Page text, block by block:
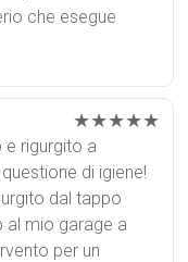
che esegue
★★★★★
rigurgito a
di igiene!
dal tappo
al mio garage a
per un